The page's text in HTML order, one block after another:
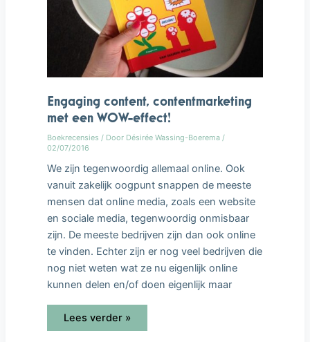
Engaging content, contentmarketing
met een WOW-effect!
Boekrecensies / Door Désirée Wassing-Boerema /
02/07/2016
We zijn tegenwoordig allemaal online. Ook
vanuit zakelijk oogpunt snappen de meeste
mensen dat online media, zoals een website
en sociale media, tegenwoordig onmisbaar
zijn. De meeste bedrijven zijn dan ook online
te vinden. Echter zijn er nog veel bedrijven die
nog niet weten wat ze nu eigenlijk online
kunnen delen en/of doen eigenlijk maar
Lees verder »